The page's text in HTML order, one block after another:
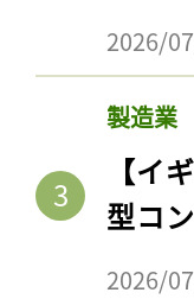
2026/
製造業
【イ
型コ
2026/